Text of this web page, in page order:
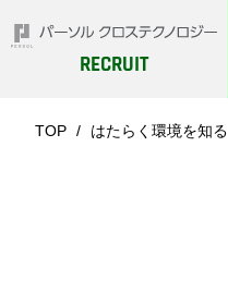
RECRUIT
TOP はたらく環境を知る